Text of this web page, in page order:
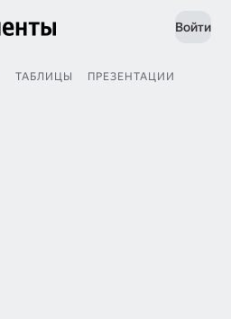
Войти
ТАБЛИЦЫ ПРЕЗЕНТАЦИИ